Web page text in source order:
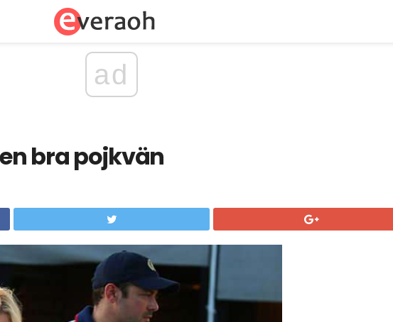
ad
bra pojkvän